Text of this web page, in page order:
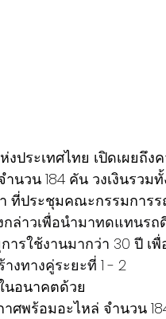
ประเทศไทย เปิดเผยถึ
นวน 184 คัน วงเงินรวม
ที่ประชุมคณะกรรมการ
ล่าวเพื่อนำมาทดแทนรถ
รใช้งานมากว่า 30 ปี เ
งทางคู่ระยะที่ 1 - 2
นอนาคตด้วย
ศพร้อมอะไหล่ จำนวน